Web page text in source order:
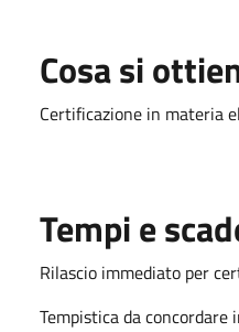
Cosa si
Certificazione in materia
Tempi e
Rilascio immediato per
Tempistica da